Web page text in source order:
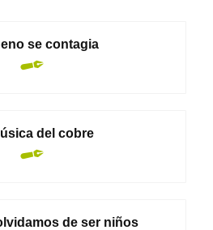
se contagia
del cobre
de ser niños